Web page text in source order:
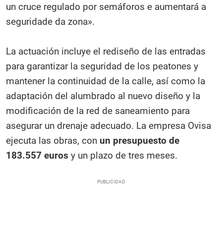
un cruce regulado por semáforos e aumentará a
seguridade da zona».
La actuación incluye el rediseño de las entradas
para garantizar la seguridad de los peatones y
mantener la continuidad de la calle, así como la
adaptación del alumbrado al nuevo diseño y la
modificación de la red de saneamiento para
asegurar un drenaje adecuado. La empresa Ovisa
ejecuta las obras, con un presupuesto de
183.557 euros y un plazo de tres meses.